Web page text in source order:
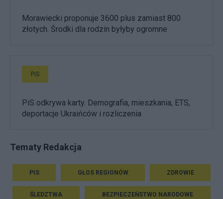
Morawiecki proponuje 3600 plus zamiast 800
złotych. Środki dla rodzin byłyby ogromne
PiS
PiS odkrywa karty. Demografia, mieszkania, ETS,
deportacje Ukraińców i rozliczenia
Tematy Redakcja
PIS GŁOS REGIONÓW ZDROWIE
ŚLEDZTWA BEZPIECZEŃSTWO NARODOWE